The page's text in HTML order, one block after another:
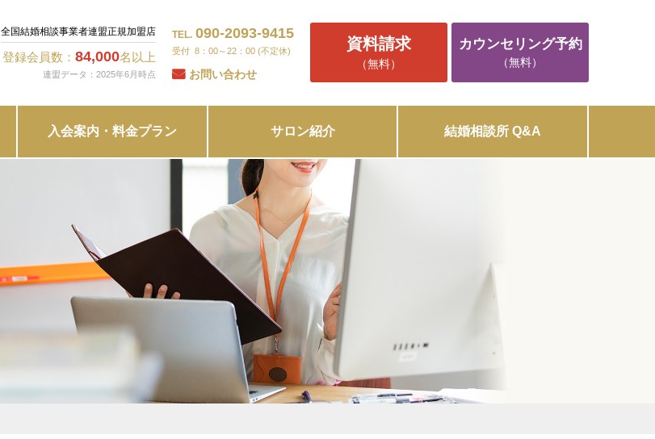
全国結婚相談事業者連盟正規加盟店
登録会員数： 84,000名以上
連盟データ：2025年6月時点
TEL. 090-2093-9415
8：00～22：00 (不定休)
お問い合わせ
資料請求
（無料）
カウンセリング予約
（無料）
入会案内・料金プラン サロン紹介 結婚相談所 Q&A